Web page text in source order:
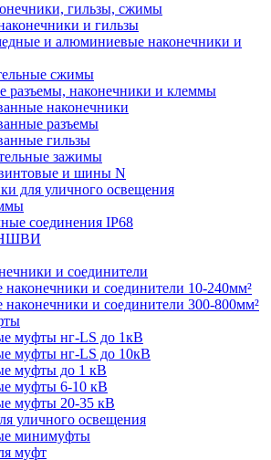
гильзы, сжимы
и гильзы
и алюминиевые наконечники и
сжимы
разъемы, наконечники и клеммы
наконечники
разъемы
гильзы
зажимы
и шины N
для уличного освещения
соединения IP68
НШВИ
и соединители
наконечники и соединители 10-240мм²
наконечники и соединители 300-800мм²
муфты нг-LS до 1кВ
муфты нг-LS до 10кВ
муфты до 1 кВ
муфты 6-10 кВ
муфты 20-35 кВ
уличного освещения
минимуфты
муфт